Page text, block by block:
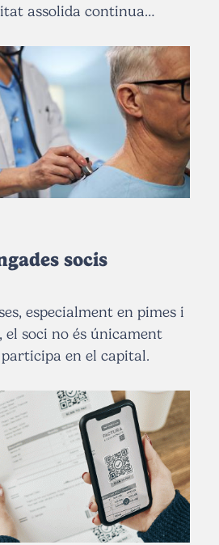
assolida continua…
socis
especialment en pimes i
el soci no és únicament
en el capital.